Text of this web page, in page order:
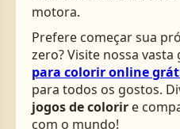
motora.
Prefere começar sua
zero? Visite nossa vasta
para colorir online
para todos os gostos.
jogos de colorir e
com o mundo!